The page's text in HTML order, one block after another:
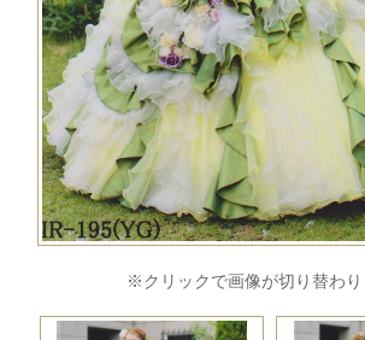
※クリックで画像が切り替わり